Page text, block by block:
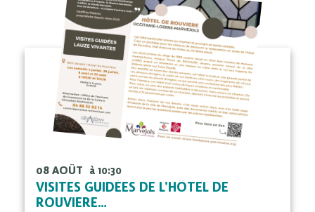
08 AOÛT à 10:30
VISITES GUIDÉES DE L’HÔTEL DE
ROUVIERE…